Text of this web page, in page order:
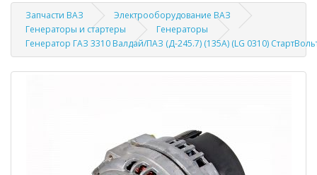
Запчасти ВАЗ
Электрооборудование ВАЗ
Генераторы и стартеры
Генераторы
Генератор ГАЗ 3310 Валдай/ПАЗ (Д-245.7) (135А) (LG 0310)